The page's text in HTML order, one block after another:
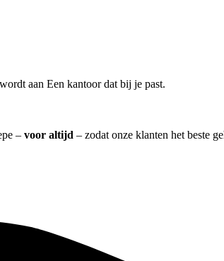
aan Een kantoor dat bij je past.
– voor altijd – zodat onze klanten het beste